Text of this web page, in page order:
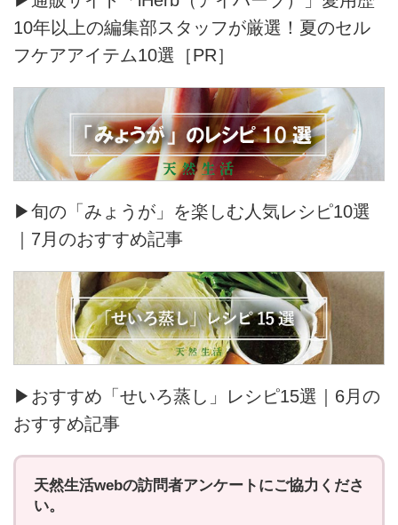
10年以上の編集部スタッフが厳選！夏のセル
フケアアイテム10選［PR］
▶旬の「みょうが」を楽しむ人気レシピ10選
｜7月のおすすめ記事
▶おすすめ「せいろ蒸し」レシピ15選｜6月の
おすすめ記事